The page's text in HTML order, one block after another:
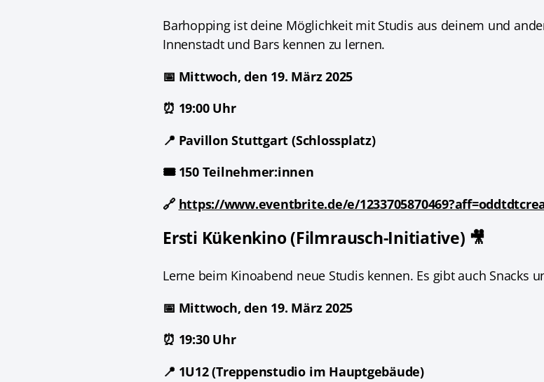
Barhopping ist deine Möglichkeit mit Studis aus deinem und
Innenstadt und Bars kennen zu lernen.
📅 Mittwoch, den 19. März 2025
⏰ 19:00 Uhr
📍 Pavillon Stuttgart (Schlossplatz)
🎟️ 150 Teilnehmer:innen
🔗 https://www.eventbrite.de/e/
Ersti Kükenkino (Filmrausch-Initiative) 🎥
Lerne beim Kinoabend neue Studis kennen. Es gibt auch Snacks
📅 Mittwoch, den 19. März 2025
⏰ 19:30 Uhr
📍 1U12 (Treppenstudio im Hauptgebäude)